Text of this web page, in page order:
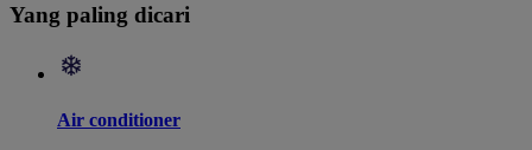
Yang paling dicari
Air conditioner